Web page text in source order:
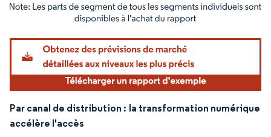
Image © Mordor Intelligence. La réutilisation nécessite une attribution sous CC BY
Par canal de distribution : la transformation numérique
accélère l'accès